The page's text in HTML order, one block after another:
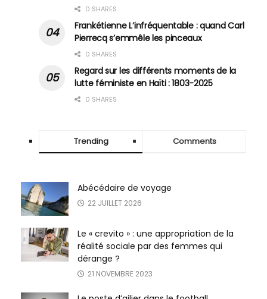
0 SHARES
Frankétienne L’infréquentable : quand Carl
Pierrecq s’emmêle les pinceaux
0 SHARES
Regard sur les différents moments de la
lutte féministe en Haïti : 1803-2025
0 SHARES
Trending Comments
Abécédaire de voyage
22 JUILLET 2026
Le « crevito » : une appropriation de la
réalité sociale par des femmes qui
dérange ?
21 NOVEMBRE 2023